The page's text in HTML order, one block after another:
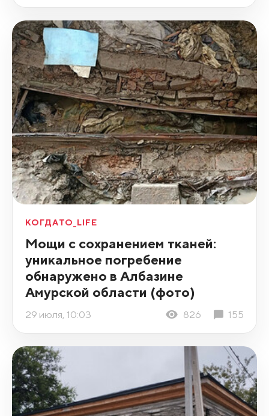
КОГДАТО_LIFE
Мощи с сохранением тканей:
уникальное погребение
обнаружено в Албазине
Амурской области (фото)
29 июля, 10:03 826 155